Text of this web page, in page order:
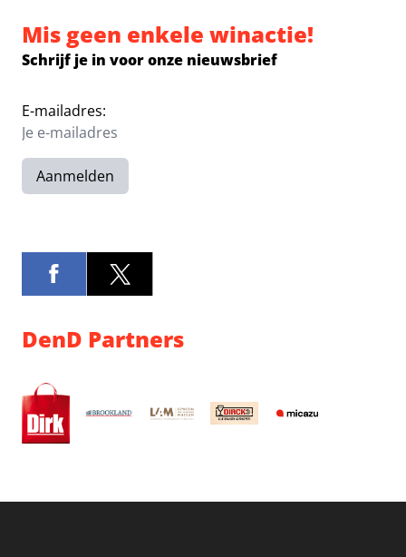
Mis geen enkele winactie!
Schrijf je in voor onze nieuwsbrief
E-mailadres:
Aanmelden
DenD Partners